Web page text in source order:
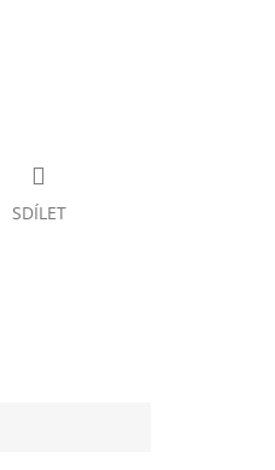
SDÍLET